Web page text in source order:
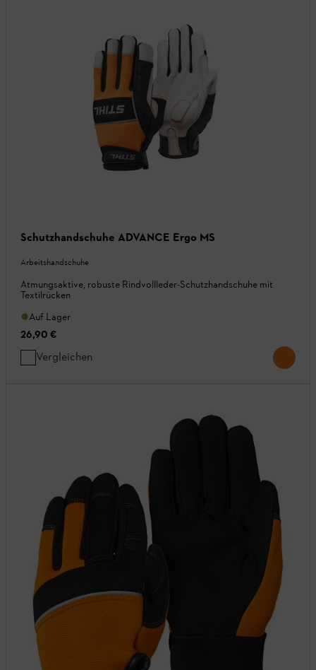
Schutzhandschuhe ADVANCE Ergo MS
Arbeitshandschuhe
Atmungsaktive, robuste Rindvollleder-Schutzhandschuhe mit
Textilrücken
Auf Lager
26,90 €
Vergleichen